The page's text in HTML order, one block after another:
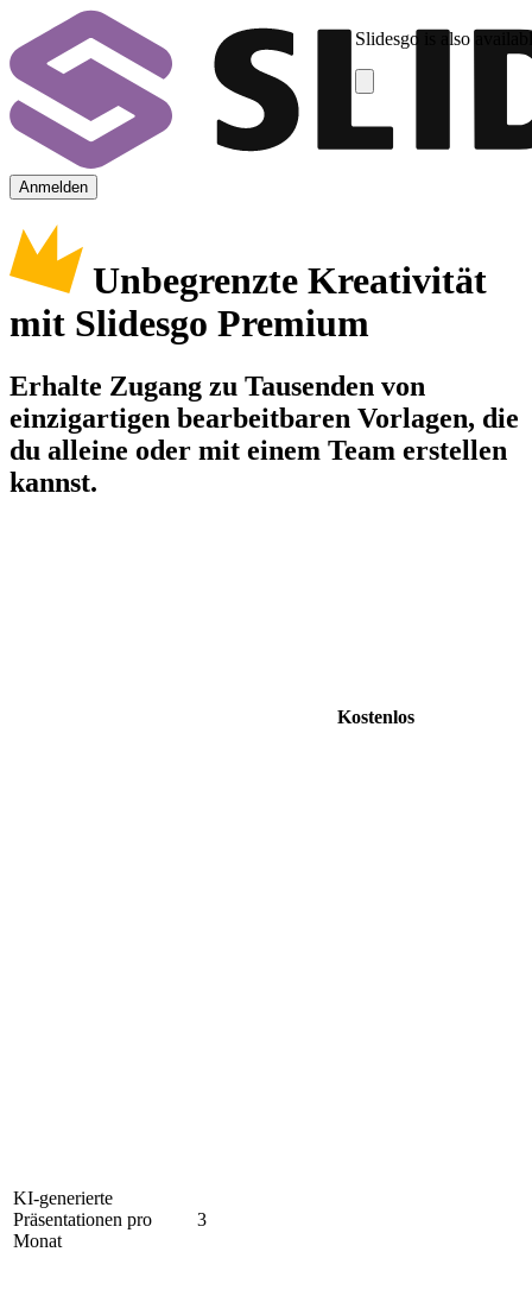
Slidesgo is also
Anmelden
Unbegrenzte Kreativität
mit Slidesgo Premium
Erhalte Zugang zu Tausenden von
einzigartigen bearbeitbaren Vorlagen, die
du alleine oder mit einem Team erstellen
kannst.
Kostenlos
KI-generierte
Präsentationen pro
Monat
3